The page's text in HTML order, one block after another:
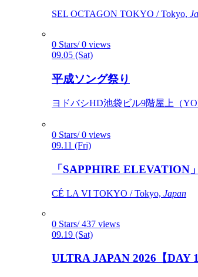
SEL OCTAGON TOKYO / Tokyo,
0 Stars/ 0 views
09.05 (Sat)
平成ソング祭り
ヨドバシHD池袋ビル9階屋上（
0 Stars/ 0 views
09.11 (Fri)
「SAPPHIRE ELEVATION
CÉ LA VI TOKYO / Tokyo, Japan
0 Stars/ 437 views
09.19 (Sat)
ULTRA JAPAN 2026【DAY 1